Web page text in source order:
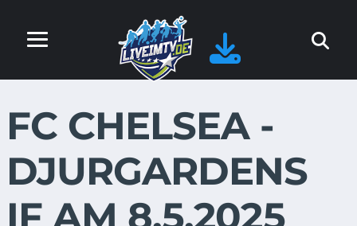
FC CHELSEA -
DJURGARDENS
IF AM 8.5.2025